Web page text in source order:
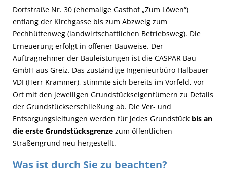
Dorfstraße Nr. 30 (ehemalige Gasthof „Zum Löwen“)
entlang der Kirchgasse bis zum Abzweig zum
Pechhüttenweg (landwirtschaftlichen Betriebsweg). Die
Erneuerung erfolgt in offener Bauweise. Der
Auftragnehmer der Bauleistungen ist die CASPAR Bau
GmbH aus Greiz. Das zuständige Ingenieurbüro Halbauer
VDI (Herr Krammer), stimmte sich bereits im Vorfeld, vor
Ort mit den jeweiligen Grundstückseigentümern zu Details
der Grundstückserschließung ab. Die Ver- und
Entsorgungsleitungen werden für jedes Grundstück bis an
die erste Grundstücksgrenze zum öffentlichen
Straßengrund neu hergestellt.
Was ist durch Sie zu beachten?